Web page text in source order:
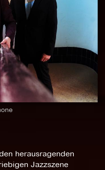
herausragenden
Jazzszene